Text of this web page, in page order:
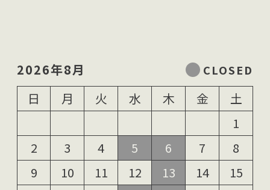
2026年8月
日
月 火 水 木 金
土
1
2
3 4 5 6 7
8
9
10 11 12 13 14
15